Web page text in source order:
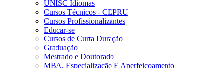
UNISC Idiomas
Cursos Técnicos - CEPRU
Cursos Profissionalizantes
Educar-se
Cursos de Curta Duração
Graduação
Mestrado e Doutorado
MBA, Especialização E Aperfeiçoamento